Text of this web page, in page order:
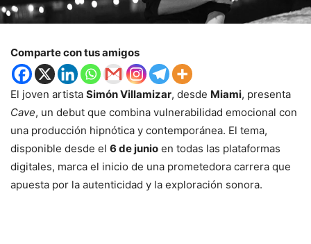
Comparte con tus amigos
El joven artista Simón Villamizar, desde Miami, presenta
Cave, un debut que combina vulnerabilidad emocional con
una producción hipnótica y contemporánea. El tema,
disponible desde el 6 de junio en todas las plataformas
digitales, marca el inicio de una prometedora carrera que
apuesta por la autenticidad y la exploración sonora.